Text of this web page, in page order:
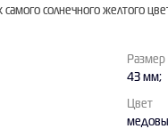
солнечного желтого
Размер
43 мм;
Цвет